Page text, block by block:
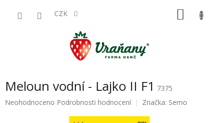
CZK
Meloun vodní - Lajko II F1 7375
Průměrné
Neohodnoceno Podrobnosti hodnocení Značka: Semo